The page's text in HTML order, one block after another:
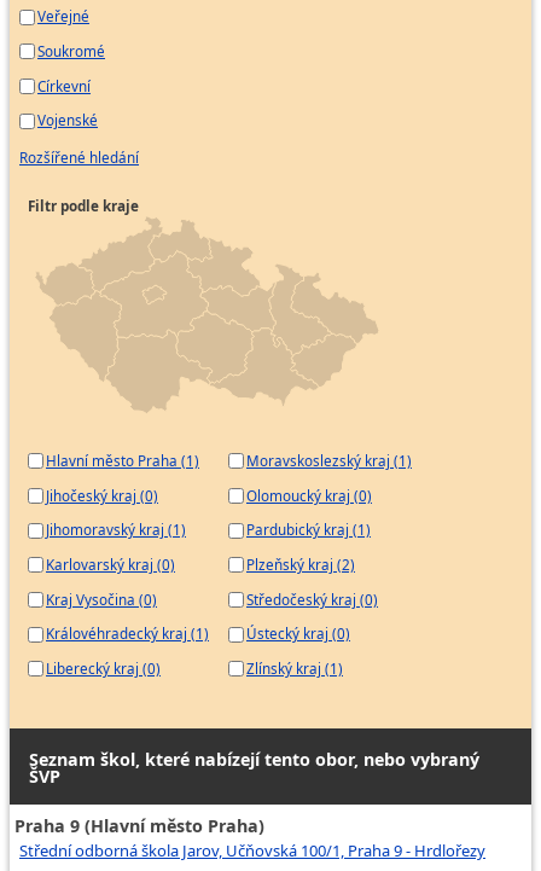
Veřejné
Soukromé
Církevní
Vojenské
Rozšířené hledání
Filtr podle kraje
Hlavní město Praha (1)
Jihočeský kraj (0)
Jihomoravský kraj (1)
Karlovarský kraj (0)
Kraj Vysočina (0)
Královéhradecký kraj (1)
Liberecký kraj (0)
Moravskoslezský kraj (1)
Olomoucký kraj (0)
Pardubický kraj (1)
Plzeňský kraj (2)
Středočeský kraj (0)
Ústecký kraj (0)
Zlínský kraj (1)
Seznam škol, které nabízejí tento obor, nebo vybraný
ŠVP
Praha 9 (Hlavní město Praha)
Střední odborná škola Jarov, Učňovská 100/1, Praha 9 - Hrdlořezy